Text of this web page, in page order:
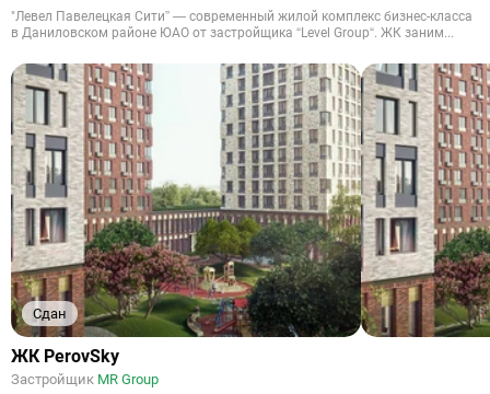
"Левел Павелецкая Сити” — современный жилой комплекс бизнес-класса
в Даниловском районе ЮАО от застройщика “Level Group“. ЖК заним...
Сдан
ЖК PerovSky
Застройщик MR Group